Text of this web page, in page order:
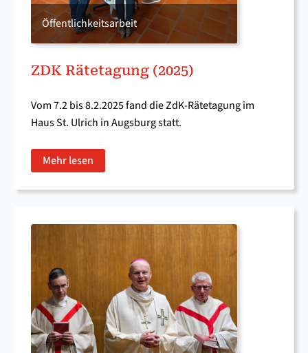
Öffentlichkeitsarbeit
ZDK Rätetagung (2025)
Vom 7.2 bis 8.2.2025 fand die ZdK-Rätetagung im
Haus St. Ulrich in Augsburg statt.
Mehr lesen